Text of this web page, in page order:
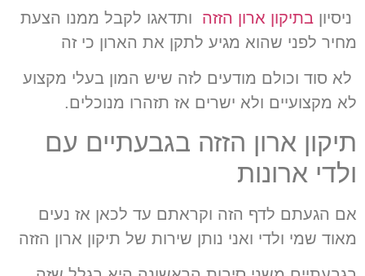
ניסיון בתיקון ארון הזזה ותדאגו לקבל ממנו הצעת
מחיר לפני שהוא מגיע לתקן את הארון כי זה
לא סוד וכולם מודעים לזה שיש המון בעלי מקצוע
לא מקצועיים ולא ישרים אז תזהרו מנוכלים.
תיקון ארון הזזה בגבעתיים עם
ולדי ארונות
אם הגעתם לדף הזה וקראתם עד לכאן אז נעים
מאוד שמי ולדי ואני נותן שירות של תיקון ארון הזזה